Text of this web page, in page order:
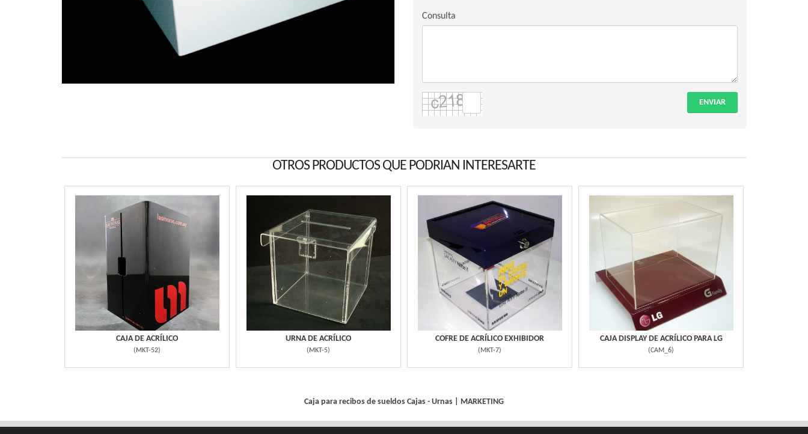
Consulta
ENVIAR
OTROS PRODUCTOS QUE PODRIAN INTERESARTE
CAJA DE ACRÍLICO
( MKT-52)
URNA DE ACRÍLICO
( MKT-5)
COFRE DE ACRÍLICO EXHIBIDOR
( MKT-7)
CAJA DISPLAY DE ACRÍLICO PARA LG
(CAM_6)
Caja para recibos de sueldos Cajas - Urnas MARKETING